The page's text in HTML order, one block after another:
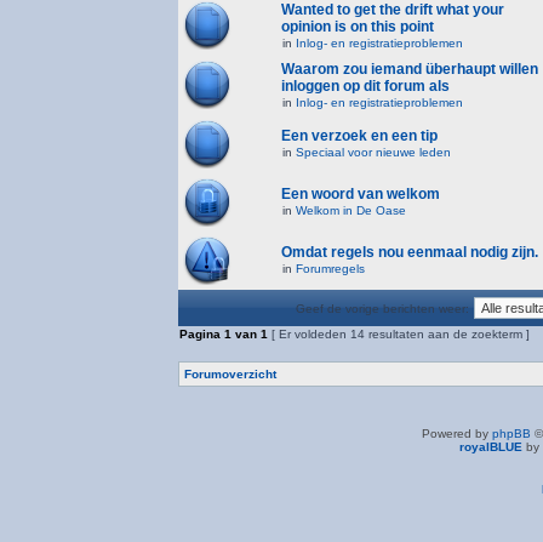
Wanted to get the drift what your
opinion is on this point
in Inlog- en registratieproblemen
Waarom zou iemand überhaupt willen
inloggen op dit forum als
in Inlog- en registratieproblemen
Een verzoek en een tip
in Speciaal voor nieuwe leden
Een woord van welkom
in Welkom in De Oase
Omdat regels nou eenmaal nodig zijn.
in Forumregels
Geef de vorige berichten weer:
Pagina 1 van 1 [ Er voldeden 14 resultaten aan de zoekterm ]
Forumoverzicht
Powered by phpBB
royalBLUE by